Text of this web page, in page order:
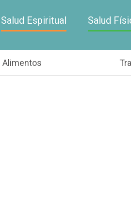
Salud Espiritual Salud
Alimentos